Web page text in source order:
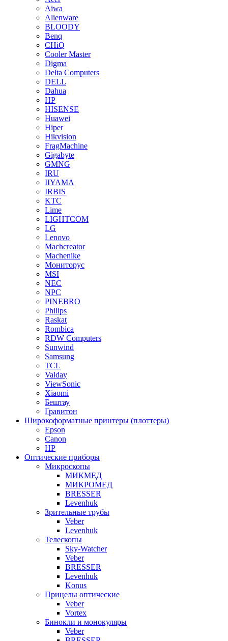
Aiwa
Alienware
BLOODY
Benq
CHiQ
Cooler Master
Digma
Delta Computers
DELL
Dahua
HP
HISENSE
Huawei
Hiper
Hikvision
FragMachine
Gigabyte
GMNG
IRU
IIYAMA
IRBIS
KTC
Lime
LIGHTCOM
LG
Lenovo
Machcreator
Machenike
Мониторус
MSI
NEC
NPC
PINEBRO
Philips
Raskat
Rombica
RDW Computers
Sunwind
Samsung
TCL
Valday
ViewSonic
Xiaomi
Бештау
Гравитон
Широкоформатные принтеры (плоттеры)
Epson
Canon
HP
Оптические приборы
Микроскопы
МИКМЕД
МИКРОМЕД
BRESSER
Levenhuk
Зрительные трубы
Veber
Levenhuk
Телескопы
Sky-Watcher
Veber
BRESSER
Levenhuk
Konus
Прицелы оптические
Veber
Vortex
Бинокли и монокуляры
Veber